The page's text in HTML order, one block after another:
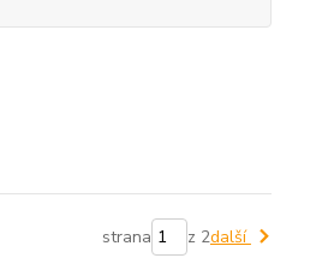
strana z 2další